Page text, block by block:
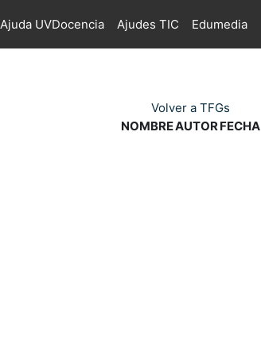
Ajuda UVDocencia Ajudes TIC Edumedia
Volver a TFGs
NOMBREAUTORFECHA